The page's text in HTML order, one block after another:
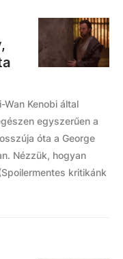
Kenobi által
egyszerűen a
óta a George
Nézzük, hogyan
kritikánk